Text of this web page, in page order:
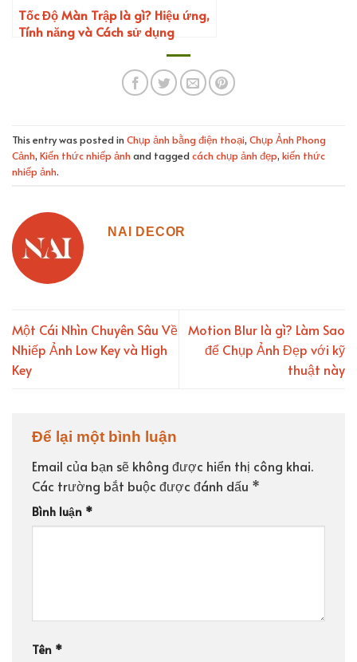
Tốc Độ Màn Trập là gì? Hiệu ứng,
Tính năng và Cách sử dụng
This entry was posted inChụp ảnh bằng điện thoại, Chụp Ảnh Phong
Cảnh, Kiến thức nhiếp ảnhand taggedcách chụp ảnh đẹp, kiến thức
nhiếp ảnh.
NAI DECOR
Một Cái Nhìn Chuyên Sâu Về
Nhiếp Ảnh Low Key và High
Key
Motion Blur là gì? Làm Sao
để Chụp Ảnh Đẹp với kỹ
thuật này
Để lại một bình luận
Email của bạn sẽ không được hiển thị công khai.
Các trường bắt buộc được đánh dấu *
Bình luận *
Tên *